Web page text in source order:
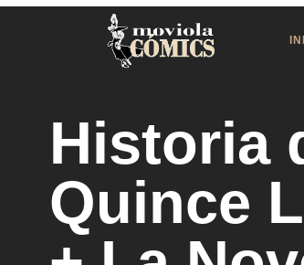
Historia
Quince